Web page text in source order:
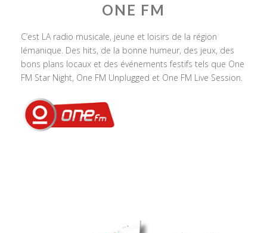
ONE FM
C’est LA radio musicale, jeune et loisirs de la région
lémanique. Des hits, de la bonne humeur, des jeux, des
bons plans locaux et des événements festifs tels que One
FM Star Night, One FM Unplugged et One FM Live Session.